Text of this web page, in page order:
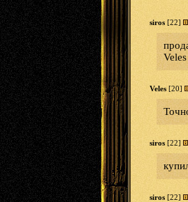
siros [22]
Veles [20]
siros [22]
siros [22]